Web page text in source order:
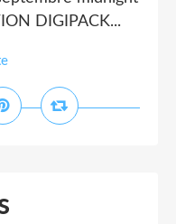
DIGIPACK...